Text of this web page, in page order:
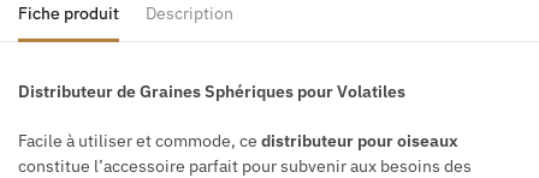
Fiche produit Description
Distributeur de Graines Sphériques pour Volatiles
Facile à utiliser et commode, ce distributeur pour oiseaux
constitue l’accessoire parfait pour subvenir aux besoins des